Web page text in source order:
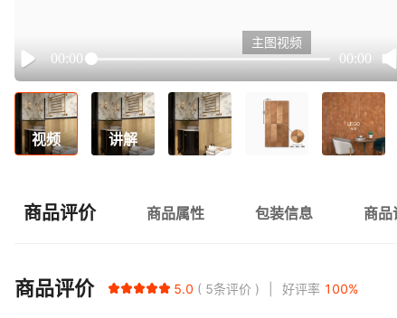
Play
00:00 00:00
主图视频
视频 讲解
商品评价 商品属性 包装信息 商品
商品评价 5.0 5条评价 好评率 100%